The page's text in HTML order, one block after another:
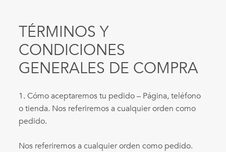
TÉRMINOS Y
CONDICIONES
GENERALES DE COMPRA
1. Cómo aceptaremos tu pedido – Página, teléfono
o tienda. Nos referiremos a cualquier orden como
pedido.
Nos referiremos a cualquier orden como pedido.